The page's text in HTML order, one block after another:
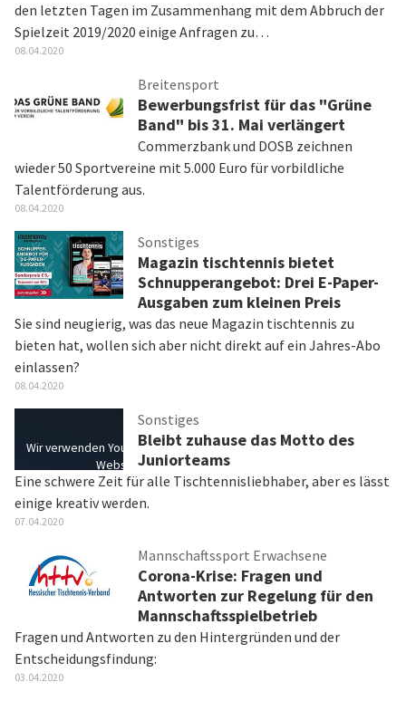
den letzten Tagen im Zusammenhang mit dem Abbruch der
Spielzeit 2019/2020 einige Anfragen zu…
08.04.2020
Breitensport
Bewerbungsfrist für das "Grüne
Band" bis 31. Mai verlängert
Commerzbank und DOSB zeichnen
wieder 50 Sportvereine mit 5.000 Euro für vorbildliche
Talentförderung aus.
08.04.2020
Sonstiges
Magazin tischtennis bietet
Schnupperangebot: Drei E-Paper-
Ausgaben zum kleinen Preis
Sie sind neugierig, was das neue Magazin tischtennis zu
bieten hat, wollen sich aber nicht direkt auf ein Jahres-Abo
einlassen?
08.04.2020
Wir verwenden YouTube, um Videos auf unserer
Website einzubetten
YouTube-Videos laden
Sonstiges
Bleibt zuhause das Motto des
Juniorteams
Eine schwere Zeit für alle Tischtennisliebhaber, aber es lässt
einige kreativ werden.
07.04.2020
Mannschaftssport Erwachsene
Corona-Krise: Fragen und
Antworten zur Regelung für den
Mannschaftsspielbetrieb
Fragen und Antworten zu den Hintergründen und der
Entscheidungsfindung:
03.04.2020